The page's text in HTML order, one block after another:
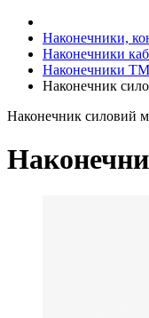
Наконечники,
Наконечники
Наконечники
Наконечник
Наконечник силовий